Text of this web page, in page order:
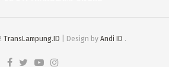
TransLampung.ID | Design by Andi ID .